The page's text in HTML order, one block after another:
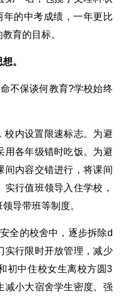
的中考成绩，一年更比
育的目标。
。
不保谈何教育?学校始终
校内设置限速标志。为避
用各年级错时吃饭。为避
间内容交错进行，将课间
行值班领导入住学校，
导带班等制度。
全的校舍中，逐步拆除d
实行限时开放管理，减少
初中住校女生离校方圆3
减小大宿舍学生密度。强